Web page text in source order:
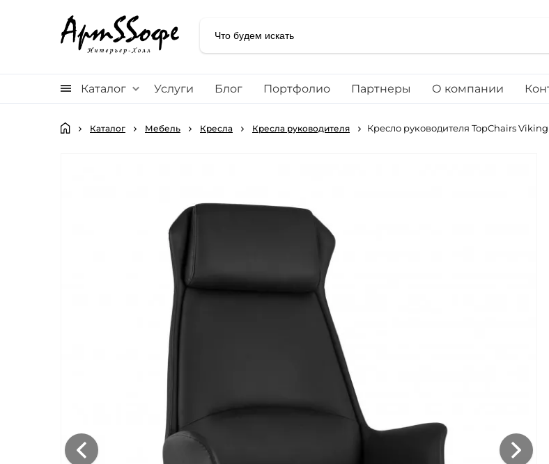
Каталог Услуги Блог Портфолио Партнеры О компании
Каталог Мебель Кресла Кресла руководителя Кресло руководителя TopChairs